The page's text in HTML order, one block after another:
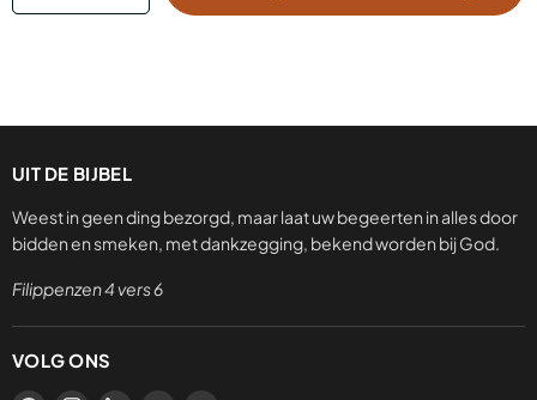
UIT DE BIJBEL
Weest in geen ding bezorgd, maar laat uw begeerten in alles door
bidden en smeken, met dankzegging, bekend worden bij God.
Filippenzen 4 vers 6
VOLG ONS